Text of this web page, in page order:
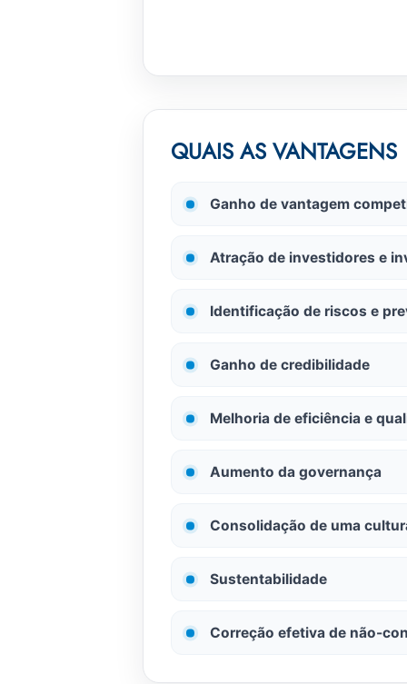
QUAIS AS VANTAGENS
Ganho de vantagem
Atração de investidores e
Identificação de riscos e
Ganho de credibilidade
Melhoria de eficiência e
Aumento da governança
Consolidação de uma
Sustentabilidade
Correção efetiva de não-